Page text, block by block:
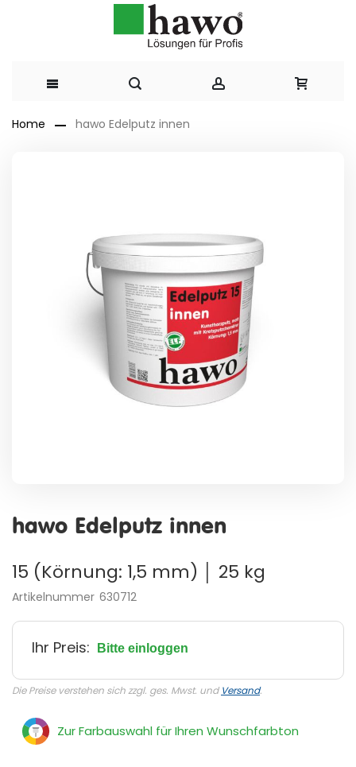
Home hawo Edelputz innen
der
springen
hawo Edelputz innen
15 (Körnung: 1,5 mm) │ 25 kg
Artikelnummer 630712
Ihr Preis: Bitte einloggen
Die Preise verstehen sich zzgl. ges. Mwst. und Versand.
Zur Farbauswahl für Ihren Wunschfarbton